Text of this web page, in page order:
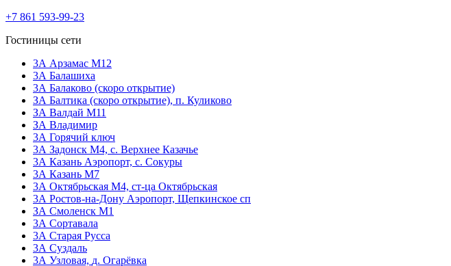
+7 861 593-99-23
Гостиницы сети
3А Арзамас М12
3А Балашиха
3А Балаково (скоро открытие)
ЗА Балтика (скоро открытие), п. Куликово
ЗА Валдай M11
ЗА Владимир
3А Горячий ключ
3А Задонск М4, с. Верхнее Казачье
3А Казань Аэропорт, с. Сокуры
3А Казань М7
3А Октябрьская М4, ст-ца Октябрьская
3А Ростов-на-Дону Аэропорт, Щепкинское сп
ЗА Смоленск М1
3А Сортавала
3А Старая Русса
3А Суздаль
3А Узловая, д. Огарёвка